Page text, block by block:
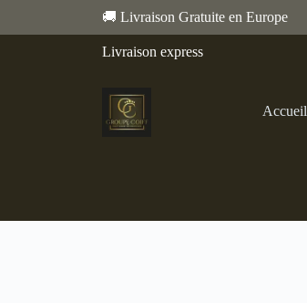
🚚 Livraison Gratuite en Europe
Livraison express
Accueil